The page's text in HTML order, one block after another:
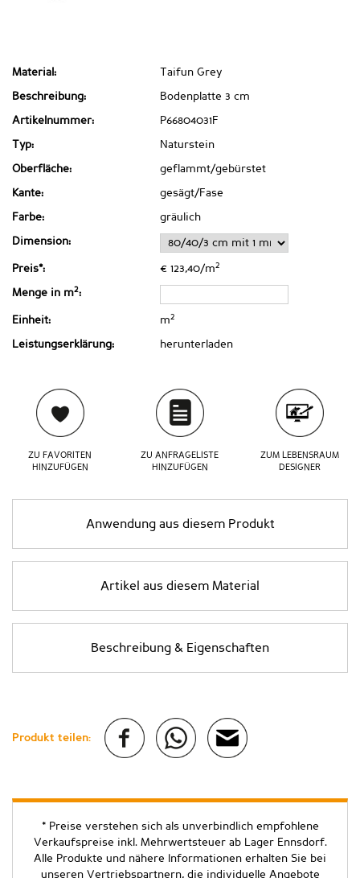
Material: Taifun Grey
Beschreibung: Bodenplatte 3 cm
Artikelnummer: P66804031F
Typ: Naturstein
Oberfläche: geflammt/gebürstet
Kante: gesägt/Fase
Farbe: gräulich
Dimension:
Preis*: € 123,40/m2
Menge in m2:
Einheit: m2
Leistungserklärung: herunterladen
ZU FAVORITEN
HINZUFÜGEN
ZU ANFRAGELISTE
HINZUFÜGEN
ZUM LEBENSRAUM
DESIGNER
Anwendung aus diesem Produkt
Artikel aus diesem Material
Beschreibung & Eigenschaften
Produkt teilen:
* Preise verstehen sich als unverbindlich empfohlene
Verkaufspreise inkl. Mehrwertsteuer ab Lager Ennsdorf.
Alle Produkte und nähere Informationen erhalten Sie bei
unseren Vertriebspartnern, die individuelle Angebote